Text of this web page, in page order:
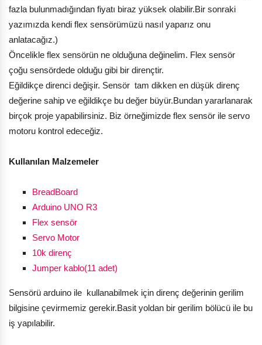
fazla bulunmadığından fiyatı biraz yüksek olabilir.Bir sonraki
yazımızda kendi flex sensörümüzü nasıl yaparız onu
anlatacağız.)
Öncelikle flex sensörün ne olduğuna değinelim. Flex sensör
çoğu sensördede olduğu gibi bir dirençtir.
Eğildikçe direnci değişir. Sensör tam dikken en düşük direnç
değerine sahip ve eğildikçe bu değer büyür.Bundan yararlanarak
birçok proje yapabilirsiniz. Biz örneğimizde flex sensör ile servo
motoru kontrol edeceğiz.
Kullanılan Malzemeler
BreadBoard
Arduino UNO R3
Flex sensör
Servo Motor
10k direnç
Jumper kablo(11 adet)
Sensörü arduino ile kullanabilmek için direnç değerinin gerilim
bilgisine çevirmemiz gerekir.Basit yoldan bir gerilim bölücü ile bu
iş yapılabilir.